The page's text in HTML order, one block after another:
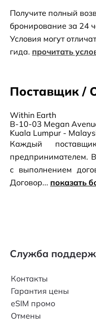
Получите полный
бронирование за 24
Условия могут
гида. прочитать
Поставщик /
Within Earth
B-10-03 Megan
Kuala Lumpur -
Каждый
предпринимателем.
с выполнением
Договор... показать
Служба
Контакты
Гарантия цены
eSIM промо
Отмены